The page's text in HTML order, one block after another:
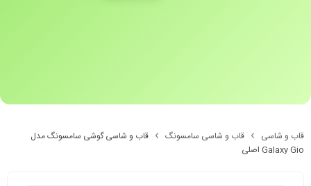
قاب و شاسی قاب و شاسی سامسونگ
قاب و شاسی گوشی سامسونگ مدل
Galaxy Gio اصلی